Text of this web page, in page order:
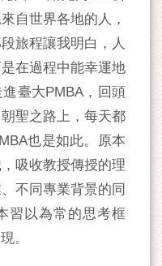
自世界各地的人，
旅程讓我明白，人
在過程中能幸運地
臺大PMBA，回頭
聖之路上，每天都
也是如此。原本
吸收教授傳授的理
不同專業背景的同
習以為常的思考框
。